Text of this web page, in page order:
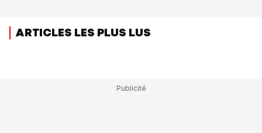
ARTICLES LES PLUS LUS